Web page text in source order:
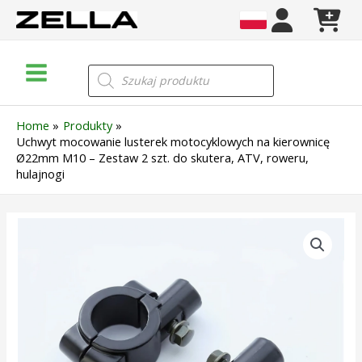
Skip
Menu
Wyszukiwarka
produktów
Home
Produkty
Uchwyt mocowanie lusterek motocyklowych na kierownicę
Ø22mm M10 – Zestaw 2 szt. do skutera, ATV, roweru,
hulajnogi
motocyklowych
kierownicę